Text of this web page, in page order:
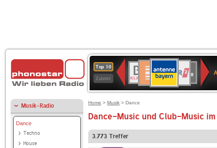
Top 10
Zuletzt
Deutschlandfunk
80er
90er
OLDIE
ANTENNE
SWR3
WDR
4
BR-
KLASSIK
Deutschlandfunk
KulturBAYERN
2
SWR
Kultur
NDR
2
Musik-Radio
Dance
Techno
House
Home > Musik > Dance
Dance-Music und Club-Music
3.773 Treffer